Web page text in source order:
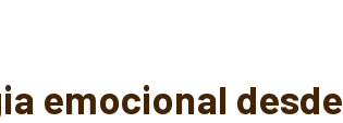
emocional desde